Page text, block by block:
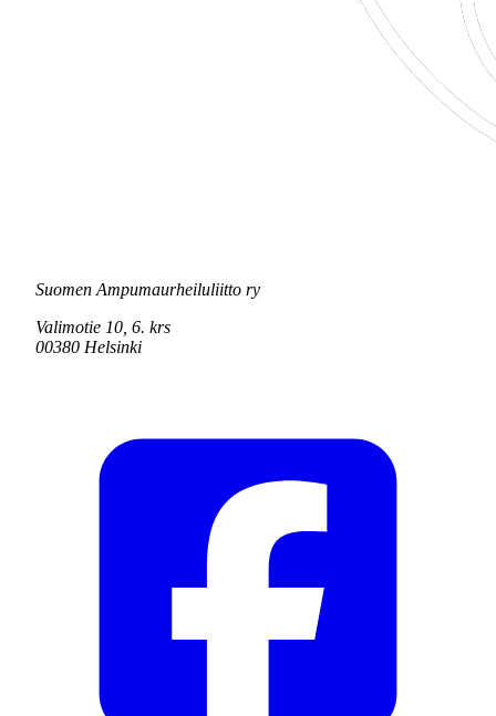
Suomen Ampumaurheiluliitto ry
Valimotie 10, 6. krs
00380 Helsinki